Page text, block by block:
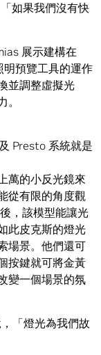
如果我們沒有快
展示建構在
預覽工具的運作
並調整虛擬光
Presto 系統就是
萬的小反光鏡來
從有限的角度觀
後，該模型能讓光
此皮克斯的燈光
場景。他們還可
按鍵就可將金黃
變一個場景的氛
「燈光為我們故